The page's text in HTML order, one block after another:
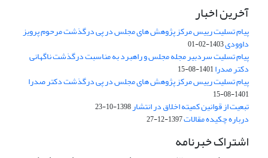
آخرین اخبار
پیام تسلیت رییس مرکز پژوهش های مجلس در پی درگذشت مرحوم پرویز
داوودی1403-02-01
پیام تسلیت سردبیر مجله مجلس و راهبرد به مناسبت درگذشت ناگهانی
دکتر صدرا1401-08-15
پیام تسلیت رییس مرکز پژوهش های مجلس در پی درگذشت دکتر صدرا
1401-08-15
تبعیت از قوانین کمیته اخلاق در انتشار1398-10-23
درباره چکیده مقالات1397-12-27
اشتراک خبرنامه